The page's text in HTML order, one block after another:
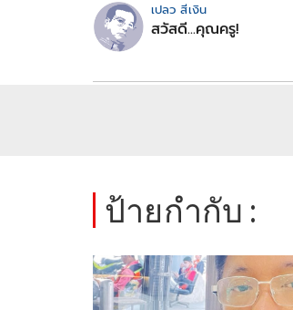
เปลว สีเงิน
สวัสดี...คุณครู!
ป้ายกำกับ :